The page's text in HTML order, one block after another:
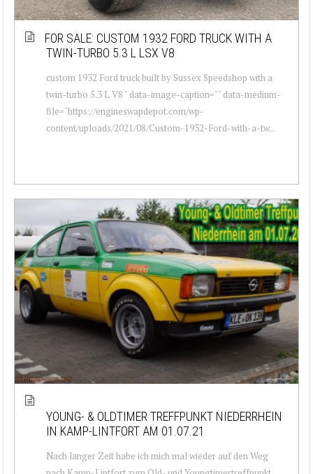
FOR SALE: CUSTOM 1932 FORD TRUCK WITH A
TWIN-TURBO 5.3 L LSX V8
custom 1932 Ford truck built by Sussex Speedshop with a
twin-turbo 5.3 L V8 " data-image-caption="" data-medium-
file="https://engineswapdepot.com/wp-
content/uploads/2021/08/Custom-1932-Ford-with-a-tw...
YOUNG- & OLDTIMER TREFFPUNKT NIEDERRHEIN
IN KAMP-LINTFORT AM 01.07.21
Nach langer Zeit habe ich mich mal wieder auf den Weg